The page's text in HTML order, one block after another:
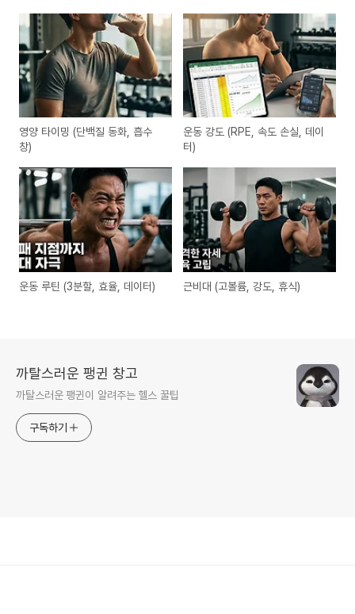
영양 타이밍 (단백질 동화, 흡수
창)
운동 강도 (RPE, 속도 손실, 데이
터)
운동 루틴 (3분할, 효율, 데이터) 근비대 (고볼륨, 강도, 휴식)
까탈스러운 팽귄 창고
까탈스러운 팽귄이 알려주는 헬스 꿀팁
구독하기